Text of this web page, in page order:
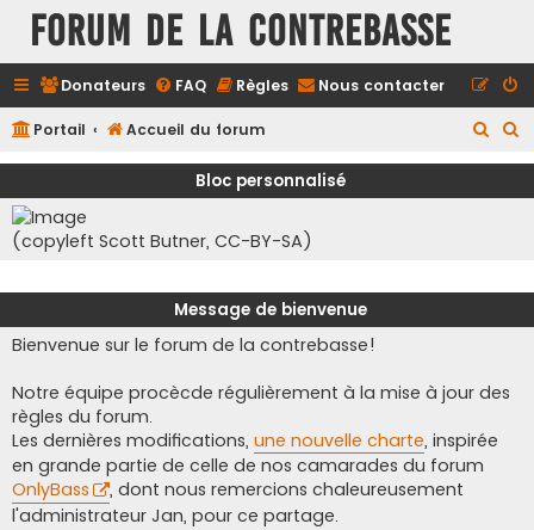
FORUM DE LA CONTREBASSE
Donateurs FAQ Règles Nous contacter
Portail Accueil du forum
e
e
Bloc personnalisé
(copyleft Scott Butner, CC-BY-SA)
Message de bienvenue
Bienvenue sur le forum de la contrebasse!
Notre équipe procècde régulièrement à la mise à jour des
règles du forum.
Les dernières modifications, une nouvelle charte, inspirée
en grande partie de celle de nos camarades du forum
OnlyBass
, dont nous remercions chaleureusement
l'administrateur Jan, pour ce partage.